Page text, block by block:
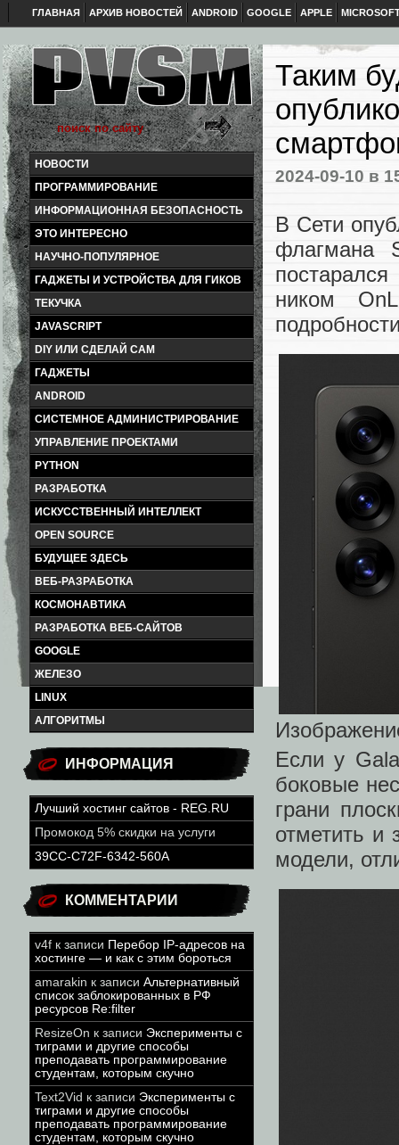
ГЛАВНАЯ АРХИВ НОВОСТЕЙ ANDROID GOOGLE APPLE
НОВОСТИ
ПРОГРАММИРОВАНИЕ
ИНФОРМАЦИОННАЯ БЕЗОПАСНОСТЬ
ЭТО ИНТЕРЕСНО
НАУЧНО-ПОПУЛЯРНОЕ
ГАДЖЕТЫ И УСТРОЙСТВА ДЛЯ ГИКОВ
ТЕКУЧКА
JAVASCRIPT
DIY ИЛИ СДЕЛАЙ САМ
ГАДЖЕТЫ
ANDROID
СИСТЕМНОЕ АДМИНИСТРИРОВАНИЕ
УПРАВЛЕНИЕ ПРОЕКТАМИ
PYTHON
РАЗРАБОТКА
ИСКУССТВЕННЫЙ ИНТЕЛЛЕКТ
OPEN SOURCE
БУДУЩЕЕ ЗДЕСЬ
ВЕБ-РАЗРАБОТКА
КОСМОНАВТИКА
РАЗРАБОТКА ВЕБ-САЙТОВ
GOOGLE
ЖЕЛЕЗО
LINUX
АЛГОРИТМЫ
ИНФОРМАЦИЯ
Лучший хостинг сайтов - REG.RU
Промокод 5% скидки на услуги
39CC-C72F-6342-560A
КОММЕНТАРИИ
v4f к записи Перебор IP-адресов на
хостинге — и как с этим бороться
amarakin к записи Альтернативный
список заблокированных в РФ
ресурсов Re:filter
ResizeOn к записи Эксперименты с
тиграми и другие способы
преподавать программирование
студентам, которым скучно
Text2Vid к записи Эксперименты с
тиграми и другие способы
преподавать программирование
студентам, которым скучно
Таким
2024-09-10 в
В Сети
флагмана
ником
Если у
боковые
грани
отметить и
модели,